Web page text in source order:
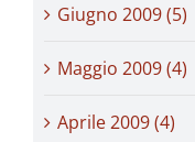
Giugno 2009 (5)
Maggio 2009 (4)
Aprile 2009 (4)